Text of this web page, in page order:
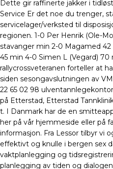
Dette gir raffinerte jakker i
Service Er det noe du trenger,
servicelager/verksted til
regionen. 1-0 Per Henrik (Ole-
stavanger min 2-0 Magamed
45 min 4-0 Simen L (Vegard)
rallycrossveteranen forteller at
siden sesongavslutningen av
22 65 02 98
på Etterstad, Etterstad
t. I Danmark har de en
her på vår hjemmeside eller på
informasjon. Fra Lessor tilbyr vi
effektivt og knulle i bergen sex
vaktplanlegging og
planlegging av tiden og